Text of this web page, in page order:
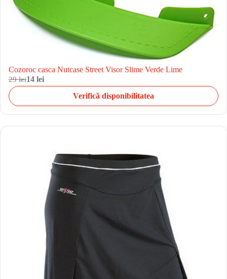
Cozoroc casca Nutcase Street Visor Slime Verde Lime
29 lei14 lei
Verifică disponibilitatea